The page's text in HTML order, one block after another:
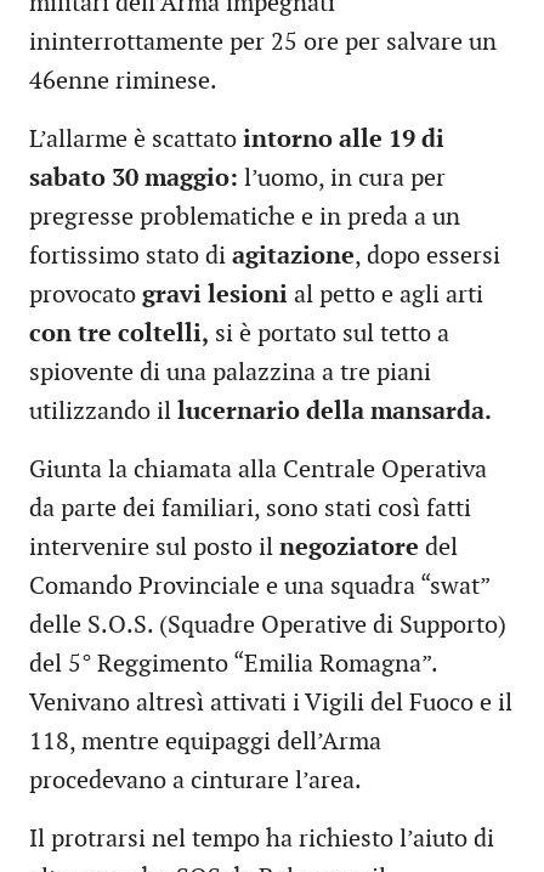
ininterrottamente per 25 ore per salvare un
46enne riminese.
L’allarme è scattato intorno alle 19 di
sabato 30 maggio: l’uomo, in cura per
pregresse problematiche e in preda a un
fortissimo stato di agitazione, dopo essersi
provocato gravi lesioni al petto e agli arti
con tre coltelli, si è portato sul tetto a
spiovente di una palazzina a tre piani
utilizzando il lucernario della mansarda.
Giunta la chiamata alla Centrale Operativa
da parte dei familiari, sono stati così fatti
intervenire sul posto il negoziatore del
Comando Provinciale e una squadra “swat”
delle S.O.S. (Squadre Operative di Supporto)
del 5° Reggimento “Emilia Romagna”.
Venivano altresì attivati i Vigili del Fuoco e il
118, mentre equipaggi dell’Arma
procedevano a cinturare l’area.
Il protrarsi nel tempo ha richiesto l’aiuto di